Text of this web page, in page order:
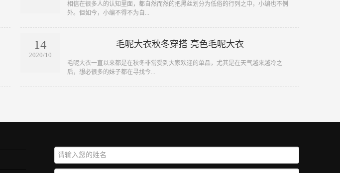
​相信在很多人的认知里面，都自然而然的把黑丝划分为低俗的行列之中，小编也不例
外。但如今，小编不得不为自...
14
2020/10
毛呢大衣秋冬穿搭 亮色毛呢大衣
​毛呢大衣一直以来都是在秋冬非常受到大家欢迎的单品，尤其是在天气越来越冷之
后，想必很多的妹子都在寻找今...